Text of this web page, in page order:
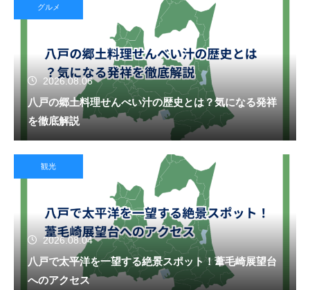
グルメ
2026.08.06
八戸の郷土料理せんべい汁の歴史とは？気になる発祥
を徹底解説
観光
2026.08.04
八戸で太平洋を一望する絶景スポット！葦毛崎展望台
へのアクセス